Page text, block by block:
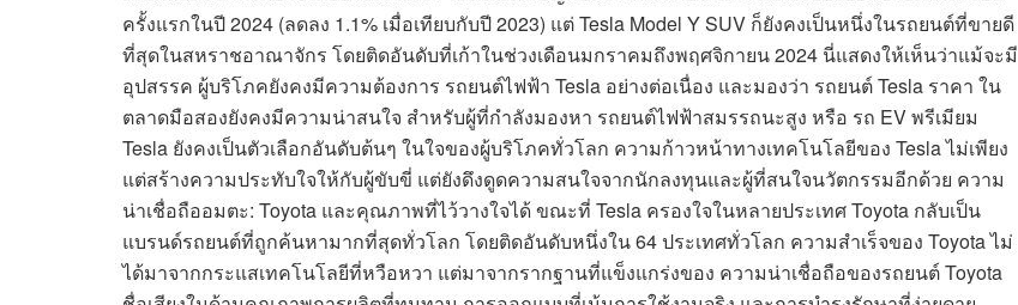
ครั้งแรกในปี 2024 (ลดลง 1.1% เมื่อเทียบกับปี 2023) แต่ Tesla Model Y SUV ก็ยังคงเป็นหนึ่งในรถยนต์ที่ขายดี
ที่สุดในสหราชอาณาจักร โดยติดอันดับที่เก้าในช่วงเดือนมกราคมถึงพฤศจิกายน 2024 นี่แสดงให้เห็นว่าแม้จะมี
อุปสรรค ผู้บริโภคยังคงมีความต้องการ รถยนต์ไฟฟ้า Tesla อย่างต่อเนื่อง และมองว่า รถยนต์ Tesla ราคา ใน
ตลาดมือสองยังคงมีความน่าสนใจ สำหรับผู้ที่กำลังมองหา รถยนต์ไฟฟ้าสมรรถนะสูง หรือ รถ EV พรีเมียม
Tesla ยังคงเป็นตัวเลือกอันดับต้นๆ ในใจของผู้บริโภคทั่วโลก ความก้าวหน้าทางเทคโนโลยีของ Tesla ไม่เพียง
แต่สร้างความประทับใจให้กับผู้ขับขี่ แต่ยังดึงดูดความสนใจจากนักลงทุนและผู้ที่สนใจนวัตกรรมอีกด้วย ความ
น่าเชื่อถืออมตะ: Toyota และคุณภาพที่ไว้วางใจได้ ขณะที่ Tesla ครองใจในหลายประเทศ Toyota กลับเป็น
แบรนด์รถยนต์ที่ถูกค้นหามากที่สุดทั่วโลก โดยติดอันดับหนึ่งใน 64 ประเทศทั่วโลก ความสำเร็จของ Toyota ไม่
ได้มาจากกระแสเทคโนโลยีที่หวือหวา แต่มาจากรากฐานที่แข็งแกร่งของ ความน่าเชื่อถือของรถยนต์ Toyota